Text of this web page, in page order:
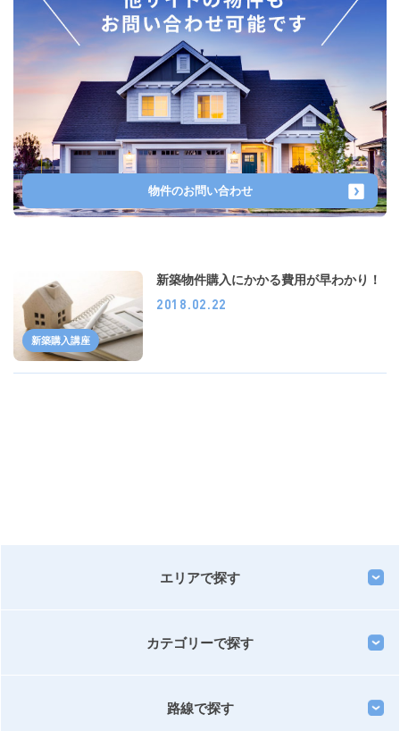
物件のお問い合わせ
新築購入講座
新築物件購入にかかる費用が早わかり！
2018.02.22
エリアで探す
カテゴリーで探す
路線で探す